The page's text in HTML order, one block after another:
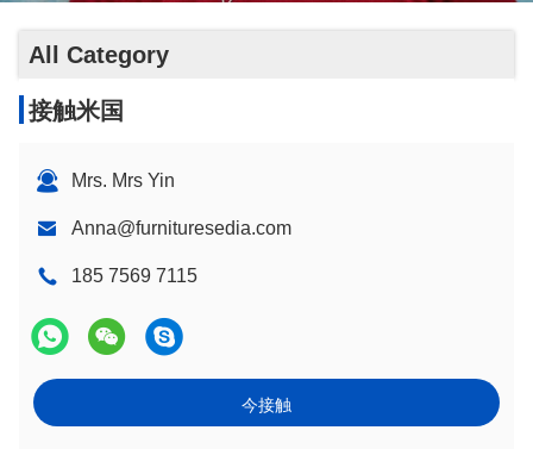
All Category
接触米国
Mrs. Mrs Yin
Anna@furnituresedia.com
185 7569 7115
今接触